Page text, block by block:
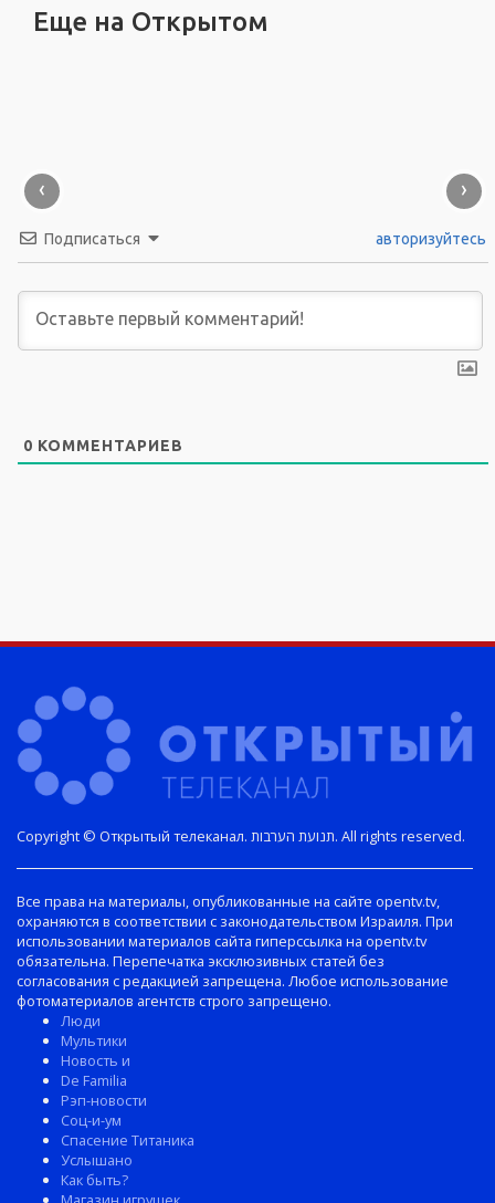
Еще на Открытом
‹ ›
Подписаться авторизуйтесь
0 КОММЕНТАРИЕВ
Copyright © Открытый телеканал. תנועת הערבות. All rights reserved.
Все права на материалы, опубликованные на сайте opentv.tv,
охраняются в соответствии с законодательством Израиля. При
использовании материалов сайта гиперссылка на opentv.tv
обязательна. Перепечатка эксклюзивных статей без
согласования с редакцией запрещена. Любое использование
фотоматериалов агентств строго запрещено.
Люди
Мультики
Новость и
De Familia
Рэп-новости
Соц-и-ум
Спасение Титаника
Услышано
Как быть?